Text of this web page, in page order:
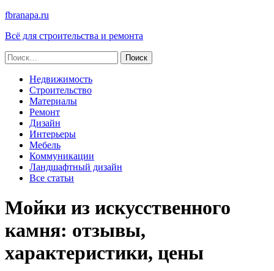
fbranapa.ru
Всё для строительства и ремонта
Найти:
Недвижимость
Строительство
Материалы
Ремонт
Дизайн
Интерьеры
Мебель
Коммуникации
Ландшафтный дизайн
Все статьи
Мойки из искусственного
камня: отзывы,
характеристики, цены